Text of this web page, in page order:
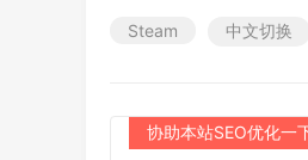
Steam 中文切换
协助本站SEO优化一